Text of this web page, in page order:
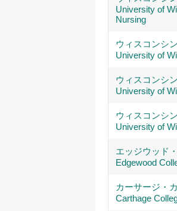
University of
Nursing
ウィスコンシ
University of
ウィスコンシ
University of
ウィスコンシ
University of
エッジウッド
Edgewood
カーサージ・
Carthage